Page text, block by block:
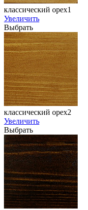
классический орех1
Увеличить
Выбрать
классический орех2
Увеличить
Выбрать